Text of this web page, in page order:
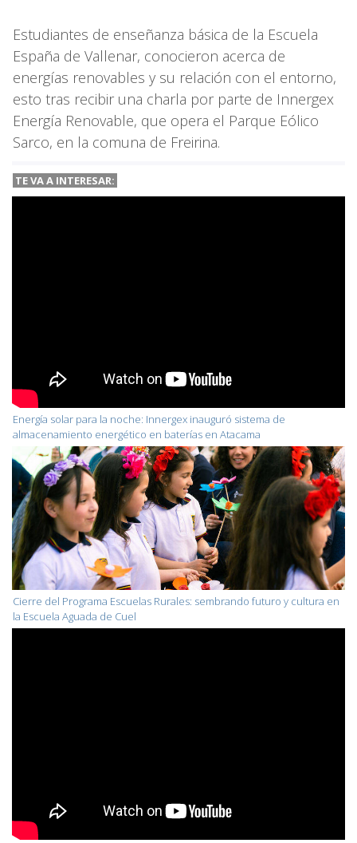
Estudiantes de enseñanza básica de la Escuela
España de Vallenar, conocieron acerca de
energías renovables y su relación con el entorno,
esto tras recibir una charla por parte de Innergex
Energía Renovable, que opera el Parque Eólico
Sarco, en la comuna de Freirina.
TE VA A INTERESAR:
Energía solar para la noche: Innergex inauguró sistema de
almacenamiento energético en baterías en Atacama
Cierre del Programa Escuelas Rurales: sembrando futuro y cultura en
la Escuela Aguada de Cuel